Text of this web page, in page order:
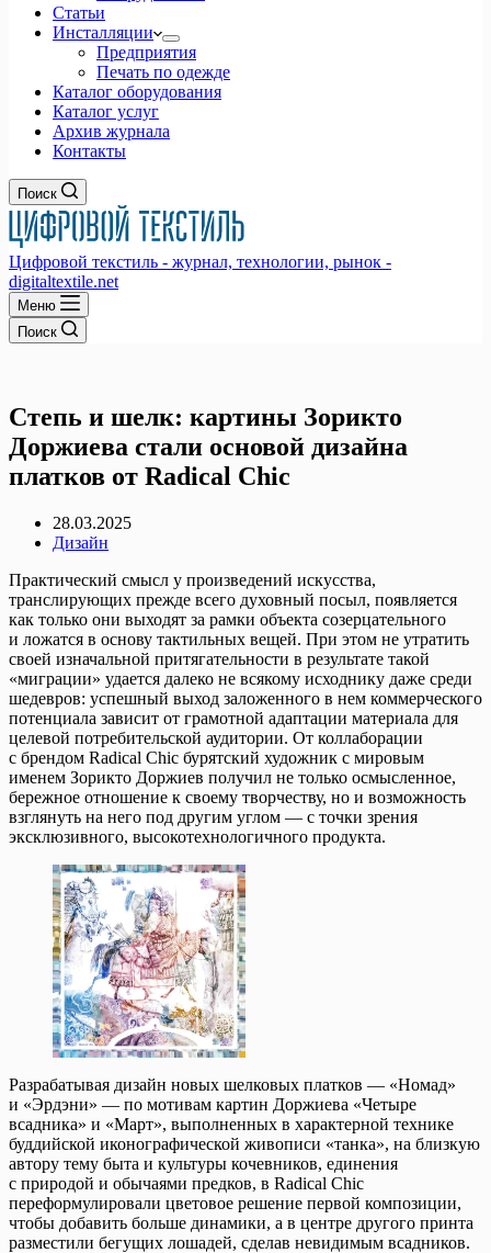
Статьи
Инсталляции
Предприятия
Печать по одежде
Каталог оборудования
Каталог услуг
Архив журнала
Контакты
Поиск
Цифровой текстиль - журнал, технологии, рынок -
digitaltextile.net
Меню
Поиск
Степь и шелк: картины Зорикто
Доржиева стали основой дизайна
платков от Radical Chic
28.03.2025
Дизайн
Практический смысл у произведений искусства,
транслирующих прежде всего духовный посыл, появляется
как только они выходят за рамки объекта созерцательного
и ложатся в основу тактильных вещей. При этом не утратить
своей изначальной притягательности в результате такой
«миграции» удается далеко не всякому исходнику даже среди
шедевров: успешный выход заложенного в нем коммерческого
потенциала зависит от грамотной адаптации материала для
целевой потребительской аудитории. От коллаборации
с брендом Radical Chic бурятский художник с мировым
именем Зорикто Доржиев получил не только осмысленное,
бережное отношение к своему творчеству, но и возможность
взглянуть на него под другим углом — с точки зрения
эксклюзивного, высокотехнологичного продукта.
Разрабатывая дизайн новых шелковых платков — «Номад»
и «Эрдэни» — по мотивам картин Доржиева «Четыре
всадника» и «Март», выполненных в характерной технике
буддийской иконографической живописи «танка», на близкую
автору тему быта и культуры кочевников, единения
с природой и обычаями предков, в Radical Chic
переформулировали цветовое решение первой композиции,
чтобы добавить больше динамики, а в центре другого принта
разместили бегущих лошадей, сделав невидимым всадников.